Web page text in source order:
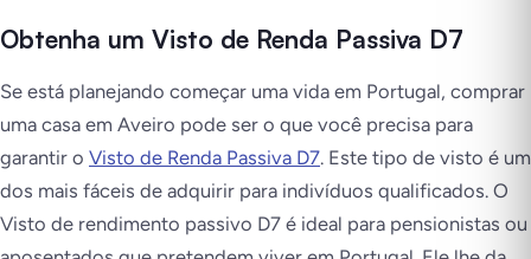
Obtenha um Visto de Renda Passiva D7
Se está planejando começar uma vida em Portugal, comprar
uma casa em Aveiro pode ser o que você precisa para
garantir o Visto de Renda Passiva D7. Este tipo de visto é um
dos mais fáceis de adquirir para indivíduos qualificados. O
Visto de rendimento passivo D7 é ideal para pensionistas ou